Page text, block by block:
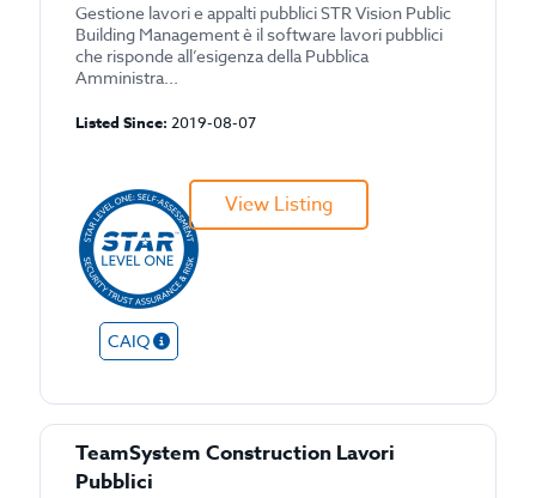
Gestione lavori e appalti pubblici STR Vision Public
Building Management è il software lavori pubblici
che risponde all’esigenza della Pubblica
Amministra...
Listed Since: 2019-08-07
CAIQ
View Listing
TeamSystem Construction Lavori
Pubblici